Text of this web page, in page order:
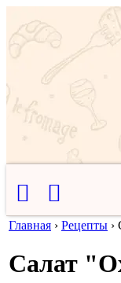
Главная › Рецепты ›
Салат